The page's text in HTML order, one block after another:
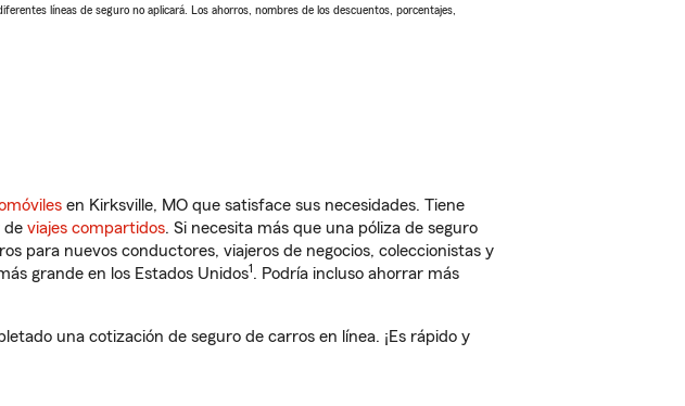
líneas de seguro no aplicará. Los ahorros, nombres de los descuentos, porcentajes,
en Kirksville, MO que satisface sus necesidades. Tiene
de viajes compartidos. Si necesita más que una póliza de seguro
para nuevos conductores, viajeros de negocios, coleccionistas y
grande en los Estados Unidos1. Podría incluso ahorrar más
una cotización de seguro de carros en línea. ¡Es rápido y